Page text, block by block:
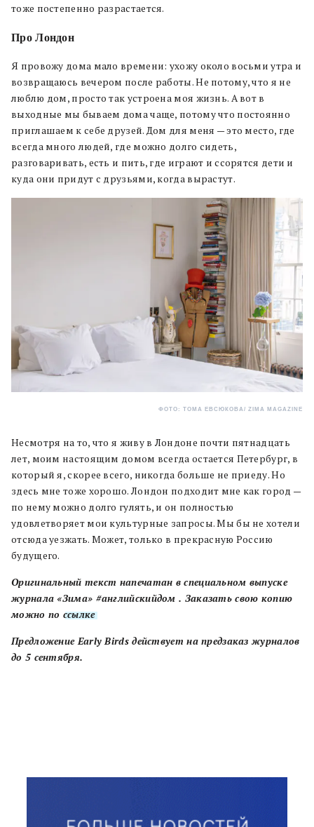
тоже постепенно разрастается.
Про Лондон
Я провожу дома мало времени: ухожу около восьми утра и
возвращаюсь вечером после работы. Не потому, что я не
люблю дом, просто так устроена моя жизнь. А вот в
выходные мы бываем дома чаще, потому что постоянно
приглашаем к себе друзей. Дом для меня — это место, где
всегда много людей, где можно долго сидеть,
разговаривать, есть и пить, где играют и ссорятся дети и
куда они придут с друзьями, когда вырастут.
ФОТО: ТОМА ЕВСЮКОВА/ ZIMA MAGAZINE
Несмотря на то, что я живу в Лондоне почти пятнадцать
лет, моим настоящим домом всегда остается Петербург, в
который я, скорее всего, никогда больше не приеду. Но
здесь мне тоже хорошо. Лондон подходит мне как город —
по нему можно долго гулять, и он полностью
удовлетворяет мои культурные запросы. Мы бы не хотели
отсюда уезжать. Может, только в прекрасную Россию
будущего.
Оригинальный текст напечатан в специальном выпуске
журнала «Зима» #английскийдом . Заказать свою копию
можно по ссылке.
Предложение Early Birds действует на предзаказ журналов
до 5 сентября.